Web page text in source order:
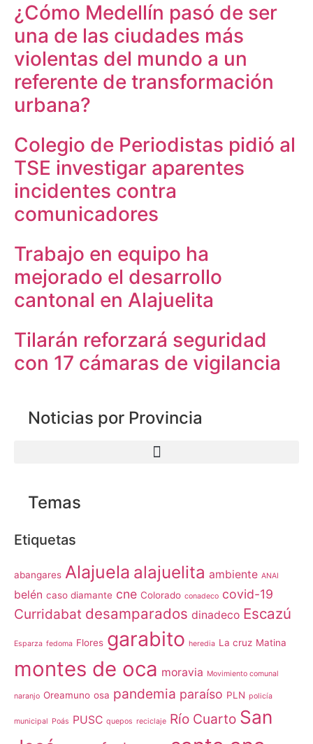
¿Cómo Medellín pasó de ser
una de las ciudades más
violentas del mundo a un
referente de transformación
urbana?
Colegio de Periodistas pidió al
TSE investigar aparentes
incidentes contra
comunicadores
Trabajo en equipo ha
mejorado el desarrollo
cantonal en Alajuelita
Tilarán reforzará seguridad
con 17 cámaras de vigilancia
Noticias por Provincia
Temas
Etiquetas
abangares Alajuela alajuelita ambiente ANAI
belén caso diamante cne Colorado conadeco covid-19
Curridabat desamparados dinadeco Escazú
Esparza fedoma Flores garabito heredia La cruz Matina
montes de oca moravia Movimiento comunal
naranjo Oreamuno osa pandemia paraíso PLN policía
municipal Poás PUSC quepos reciclaje Río Cuarto San